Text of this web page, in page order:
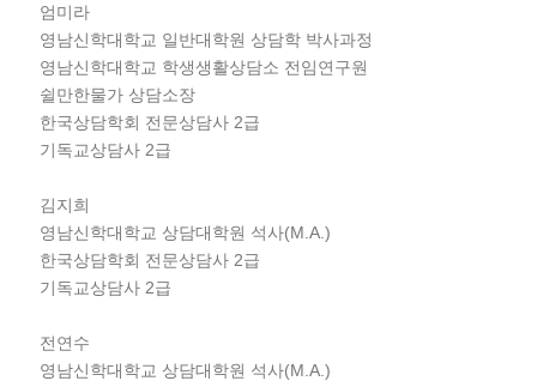
엄미라
영남신학대학교 일반대학원 상담학 박사과정
영남신학대학교 학생생활상담소 전임연구원
쉴만한물가 상담소장
한국상담학회 전문상담사 2급
기독교상담사 2급
김지희
영남신학대학교 상담대학원 석사(M.A.)
한국상담학회 전문상담사 2급
기독교상담사 2급
전연수
영남신학대학교 상담대학원 석사(M.A.)